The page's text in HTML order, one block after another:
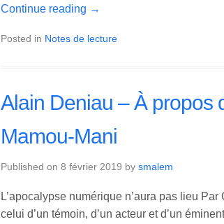
Continue reading →
Posted in Notes de lecture
Alain Deniau – À propos
Mamou-Mani
Published on 8 février 2019 by smalem
L’apocalypse numérique n’aura pas lieu
celui d’un témoin, d’un acteur et d’un